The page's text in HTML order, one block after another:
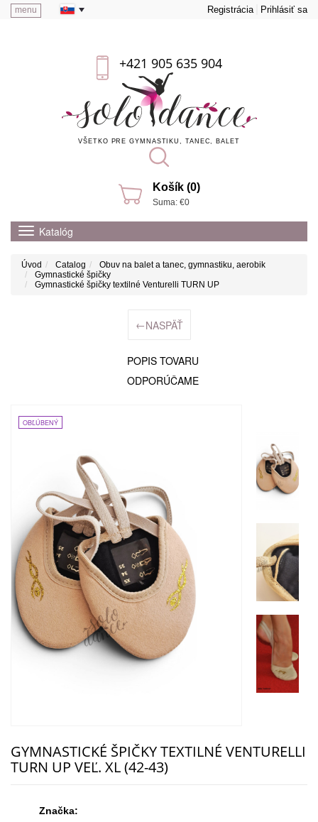
menu Registrácia Prihlásiť sa
+421 905 635 904
VŠETKO PRE GYMNASTIKU, TANEC, BALET
Košík (0)
Suma: €0
Katalóg
Úvod Catalog
Obuv na balet a tanec, gymnastiku, aerobik
Gymnastické špičky
Gymnastické špičky textilné Venturelli TURN UP
←NASPÄŤ
POPIS TOVARU
ODPORÚČAME
OBĽÚBENÝ
GYMNASTICKÉ ŠPIČKY TEXTILNÉ VENTURELLI
TURN UP VEĽ. XL (42-43)
Značka: